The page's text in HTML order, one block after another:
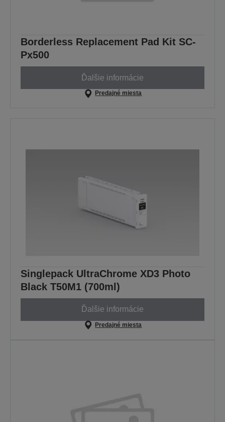
Borderless Replacement Pad Kit SC-
Px500
Ďalšie informácie
Predajné miesta
Singlepack UltraChrome XD3 Photo
Black T50M1 (700ml)
Ďalšie informácie
Predajné miesta